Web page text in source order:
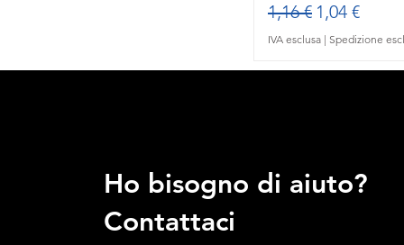
Prezzo regolare
1,16 € Prezzo
1,04 €
IVA esclusa | Spedizione
Ho bisogno di aiuto?
Contattaci